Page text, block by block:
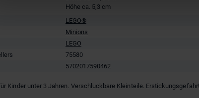
Höhe ca. 5,3 cm
LEGO®
Minions
LEGO
75580
5702017590462
Kinder unter 3 Jahren. Verschluckbare Kleinteile. Erstickungsgefahr!